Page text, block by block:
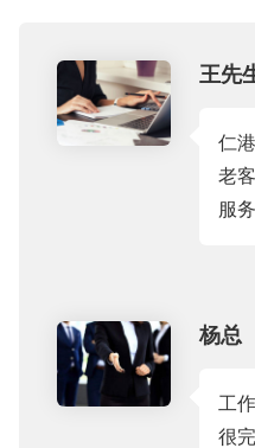
王先
仁
老
服
杨总
工
很